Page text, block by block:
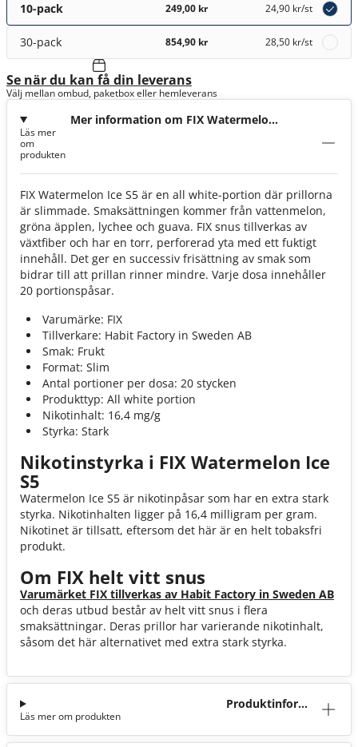
10-pack 249,00 kr 24,90 kr/st
30-pack 854,90 kr 28,50 kr/st
Se när du kan få din leverans
Välj mellan ombud, paketbox eller hemleverans
Mer information om FIX Watermelon
Läs mer
om
produkten
FIX Watermelon Ice S5 är en all white-portion där prillorna
är slimmade. Smaksättningen kommer från vattenmelon,
gröna äpplen, lychee och guava. FIX snus tillverkas av
växtfiber och har en torr, perforerad yta med ett fuktigt
innehåll. Det ger en successiv frisättning av smak som
bidrar till att prillan rinner mindre. Varje dosa innehåller
20 portionspåsar.
Varumärke: FIX
Tillverkare: Habit Factory in Sweden AB
Smak: Frukt
Format: Slim
Antal portioner per dosa: 20 stycken
Produkttyp: All white portion
Nikotinhalt: 16,4 mg/g
Styrka: Stark
Nikotinstyrka i FIX Watermelon Ice
S5
Watermelon Ice S5 är nikotinpåsar som har en extra stark
styrka. Nikotinhalten ligger på 16,4 milligram per gram.
Nikotinet är tillsatt, eftersom det här är en helt tobaksfri
produkt.
Om FIX helt vitt snus
Varumärket FIX tillverkas av Habit Factory in Sweden AB
och deras utbud består av helt vitt snus i flera
smaksättningar. Deras prillor har varierande nikotinhalt,
såsom det här alternativet med extra stark styrka.
Produktinforma
Läs mer om produkten